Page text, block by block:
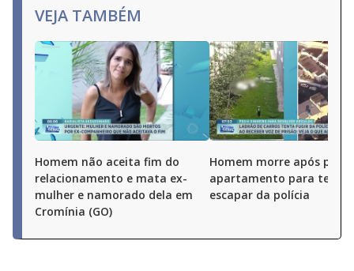
VEJA TAMBÉM
Homem não aceita fim do
relacionamento e mata ex-
mulher e namorado dela em
Cromínia (GO)
Homem morre após
apartamento para tentar
escapar da polícia